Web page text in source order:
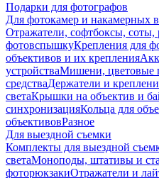
Подарки для фотографов
Для фотокамер и накамерных
Отражатели, софтбоксы, соты,
фотовспышкуКрепления для
объективов и их крепления
устройстваМишени, цветовые
средстваДержатели и
светаКрышки на объектив и
синхронизацияКольца для
объективовРазное
Для выездной съемки
Комплекты для выездной
светаМоноподы, штативы и
фоторюкзакиОтражатели и